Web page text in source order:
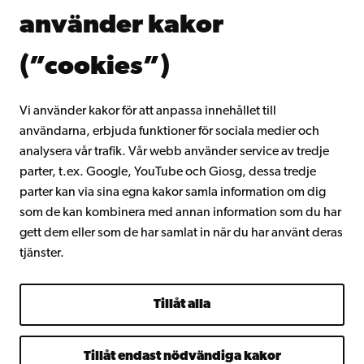
använder kakor
(”cookies”)
Vi använder kakor för att anpassa innehållet till
användarna, erbjuda funktioner för sociala medier och
analysera vår trafik. Vår webb använder service av tredje
parter, t.ex. Google, YouTube och Giosg, dessa tredje
parter kan via sina egna kakor samla information om dig
som de kan kombinera med annan information som du har
gett dem eller som de har samlat in när du har använt deras
tjänster.
Tillåt alla
Tillåt endast nödvändiga kakor
Gå med i Åbo Akademis alumnnätverk
Intranätet
Facebook InstagramYouTube LinkedIn Blog Snapchat